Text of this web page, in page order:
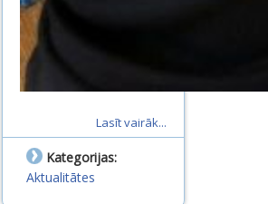
Lasīt vairāk...
Kategorijas:
Aktualitātes